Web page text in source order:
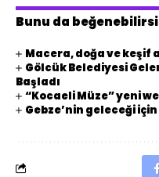
Bunu da
Macera, doğa ve keşif
Gölcük Belediyesi
Başladı
“Kocaeli Müze” yeni
Gebze’nin geleceği